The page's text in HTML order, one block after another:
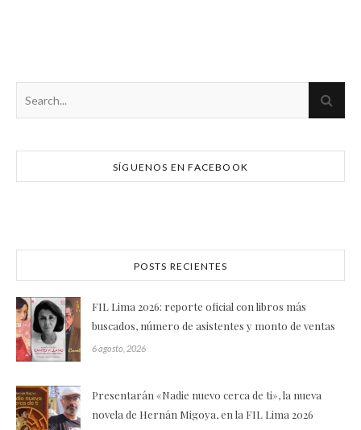
SÍGUENOS EN FACEBOOK
POSTS RECIENTES
FIL Lima 2026: reporte oficial con libros más
buscados, número de asistentes y monto de ventas
6 agosto, 2026
Presentarán «Nadie nuevo cerca de ti», la nueva
novela de Hernán Migoya, en la FIL Lima 2026